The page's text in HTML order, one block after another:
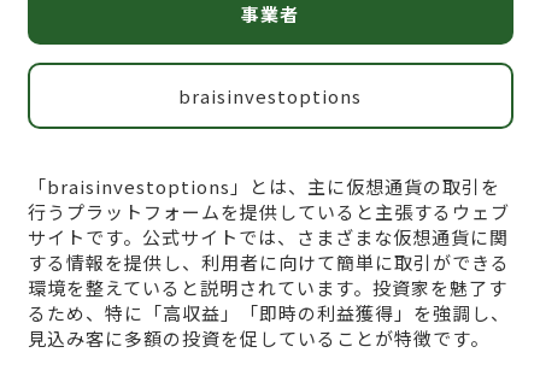
事業者
braisinvestoptions
「braisinvestoptions」とは、主に仮想通貨の取引を
行うプラットフォームを提供していると主張するウェブ
サイトです。公式サイトでは、さまざまな仮想通貨に関
する情報を提供し、利用者に向けて簡単に取引ができる
環境を整えていると説明されています。投資家を魅了す
るため、特に「高収益」「即時の利益獲得」を強調し、
見込み客に多額の投資を促していることが特徴です。